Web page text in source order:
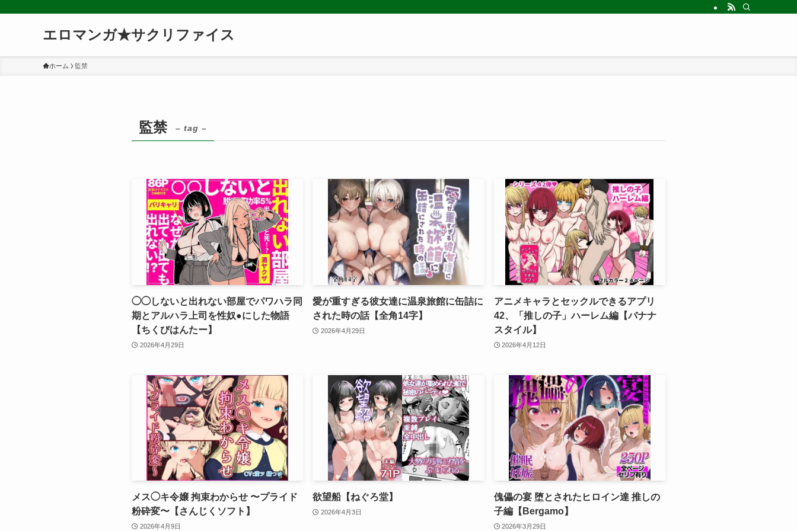
エロマンガ★サクリファイス
ホーム 監禁
監禁 – tag –
◯◯しないと出れない部屋でパワハラ同
期とアルハラ上司を性奴●にした物語
【ちくびはんたー】
2026年4月29日
愛が重すぎる彼女達に温泉旅館に缶詰に
された時の話【全角14字】
2026年4月29日
アニメキャラとセックルできるアプリ
42、「推しの子」ハーレム編【バナナ
スタイル】
2026年4月12日
メス◯キ令嬢 拘束わからせ 〜プライド
粉砕変〜【さんじくソフト】
2026年4月9日
欲望船【ねぐろ堂】
2026年4月3日
傀儡の宴 堕とされたヒロイン達 推しの
子編【Bergamo】
2026年3月29日